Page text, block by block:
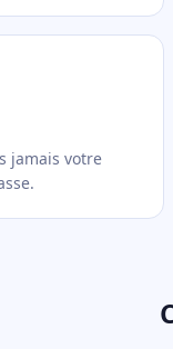
jamais votre